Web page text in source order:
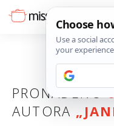
PRONAĐENO
AUTORA